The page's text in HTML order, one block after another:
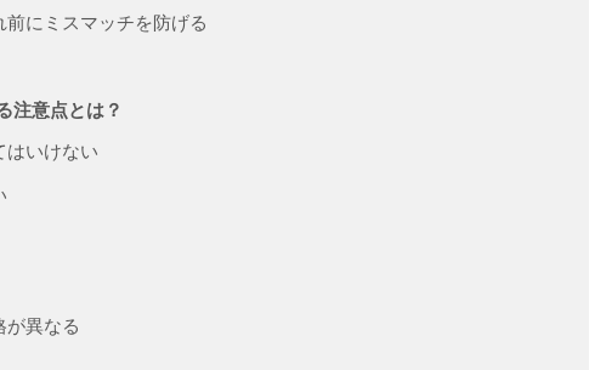
にミスマッチを防げる
注意点とは？
はいけない
が異なる